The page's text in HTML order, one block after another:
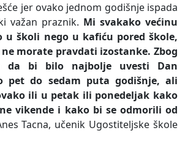
jer ovako jednom godišnje ispada
važan praznik. Mi svakako većinu
u školi nego u kafiću pored škole,
morate pravdati izostanke. Zbog
da bi bilo najbolje uvesti Dan
pet do sedam puta godišnje, ali
ili u petak ili ponedeljak kako
vikende i kako bi se odmorili od
Tacna, učenik Ugostiteljske škole